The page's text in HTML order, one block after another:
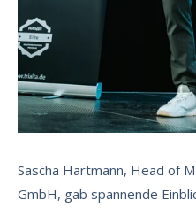
Sascha Hartmann, Head of
GmbH, gab spannende